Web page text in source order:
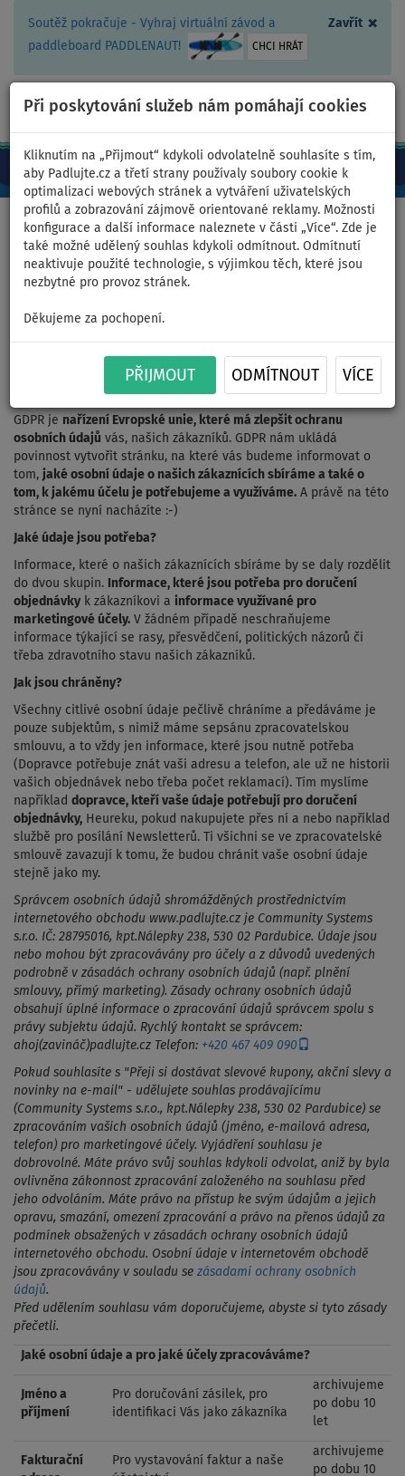
Zavřít ×
Soutěž pokračuje - Vyhraj virtuální závod a
paddleboard PADDLENAUT!
CHCI HRÁT
Při poskytování služeb nám pomáhají cookies
Kliknutím na „Přijmout“ kdykoli odvolatelně souhlasíte s tím,
aby Padlujte.cz a třetí strany používaly soubory cookie k
optimalizaci webových stránek a vytváření uživatelských
profilů a zobrazování zájmově orientované reklamy. Možnosti
konfigurace a další informace naleznete v části „Více“. Zde je
také možné udělený souhlas kdykoli odmítnout. Odmítnutí
neaktivuje použité technologie, s výjimkou těch, které jsou
nezbytné pro provoz stránek.
Děkujeme za pochopení.
PŘIJMOUT ODMÍTNOUT VÍCE
CZ/Kč +420 467 409 090 0ks
Domů >Zásady práce s osobními údaji
Zásady práce s osobními údaji
UPRAVIT COOKIE SOUHLAS
GDPR je nařízení Evropské unie, které má zlepšit ochranu
osobních údajů vás, našich zákazníků. GDPR nám ukládá
povinnost vytvořit stránku, na které vás budeme informovat o
tom, jaké osobní údaje o našich zákaznících sbíráme a také o
tom, k jakému účelu je potřebujeme a využíváme. A právě na této
stránce se nyní nacházíte :-)
Jaké údaje jsou potřeba?
Informace, které o našich zákaznících sbíráme by se daly rozdělit
do dvou skupin.
Informace, které jsou potřeba pro doručení
objednávky k zákazníkovi a informace využívané pro
marketingové účely. V žádném případě neschraňujeme
informace týkající se rasy, přesvědčení, politických názorů či
třeba zdravotního stavu našich zákazníků.
Jak jsou chráněny?
Všechny citlivé osobní údaje pečlivě chráníme a předáváme je
pouze subjektům, s nimiž máme sepsánu zpracovatelskou
smlouvu, a to vždy jen informace, které jsou nutně potřeba
(Dopravce potřebuje znát vaši adresu a telefon, ale už ne historii
vašich objednávek nebo třeba počet reklamací). Tím myslíme
například dopravce, kteří vaše údaje potřebují pro doručení
objednávky, Heureku, pokud nakupujete přes ní a nebo například
službě pro posílání Newsletterů. Ti všichni se ve zpracovatelské
smlouvě zavazují k tomu, že budou chránit vaše osobní údaje
stejně jako my.
Správcem osobních údajů shromážděných prostřednictvím
internetového obchodu www.padlujte.cz je Community Systems
s.r.o. IČ: 28795016, kpt.Nálepky 238, 530 02 Pardubice. Údaje jsou
nebo mohou být zpracovávány pro účely a z důvodů uvedených
podrobně v zásadách ochrany osobních údajů (např. plnění
smlouvy, přímý marketing). Zásady ochrany osobních údajů
obsahují úplné informace o zpracování údajů správcem spolu s
právy subjektu údajů. Rychlý kontakt se správcem:
ahoj(zavináč)padlujte.cz Telefon: +420 467 409 090
Pokud souhlasíte s "Přeji si dostávat slevové kupony, akční slevy a
novinky na e-mail" - udělujete souhlas prodávajícímu
(Community Systems s.r.o., kpt.Nálepky 238, 530 02 Pardubice) se
zpracováním vašich osobních údajů (jméno, e-mailová adresa,
telefon) pro marketingové účely. Vyjádření souhlasu je
dobrovolné. Máte právo svůj souhlas kdykoli odvolat, aniž by byla
ovlivněna zákonnost zpracování založeného na souhlasu před
jeho odvoláním. Máte právo na přístup ke svým údajům a jejich
opravu, smazání, omezení zpracování a právo na přenos údajů za
podmínek obsažených v zásadách ochrany osobních údajů
internetového obchodu. Osobní údaje v internetovém obchodě
jsou zpracovávány v souladu se zásadami ochrany osobních
údajů.
Před udělením souhlasu vám doporučujeme, abyste si tyto zásady
přečetli.
Jaké osobní údaje a pro jaké účely zpracováváme?
Jméno a
příjmení
Pro doručování zásilek, pro
identifikaci Vás jako zákazníka
archivujeme
po dobu 10
let
Fakturační
Pro vystavování faktur a naše
archivujeme
po dobu 10